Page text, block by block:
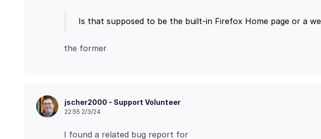
jscher2000 - Support Volunteer
22:55 2/3/24